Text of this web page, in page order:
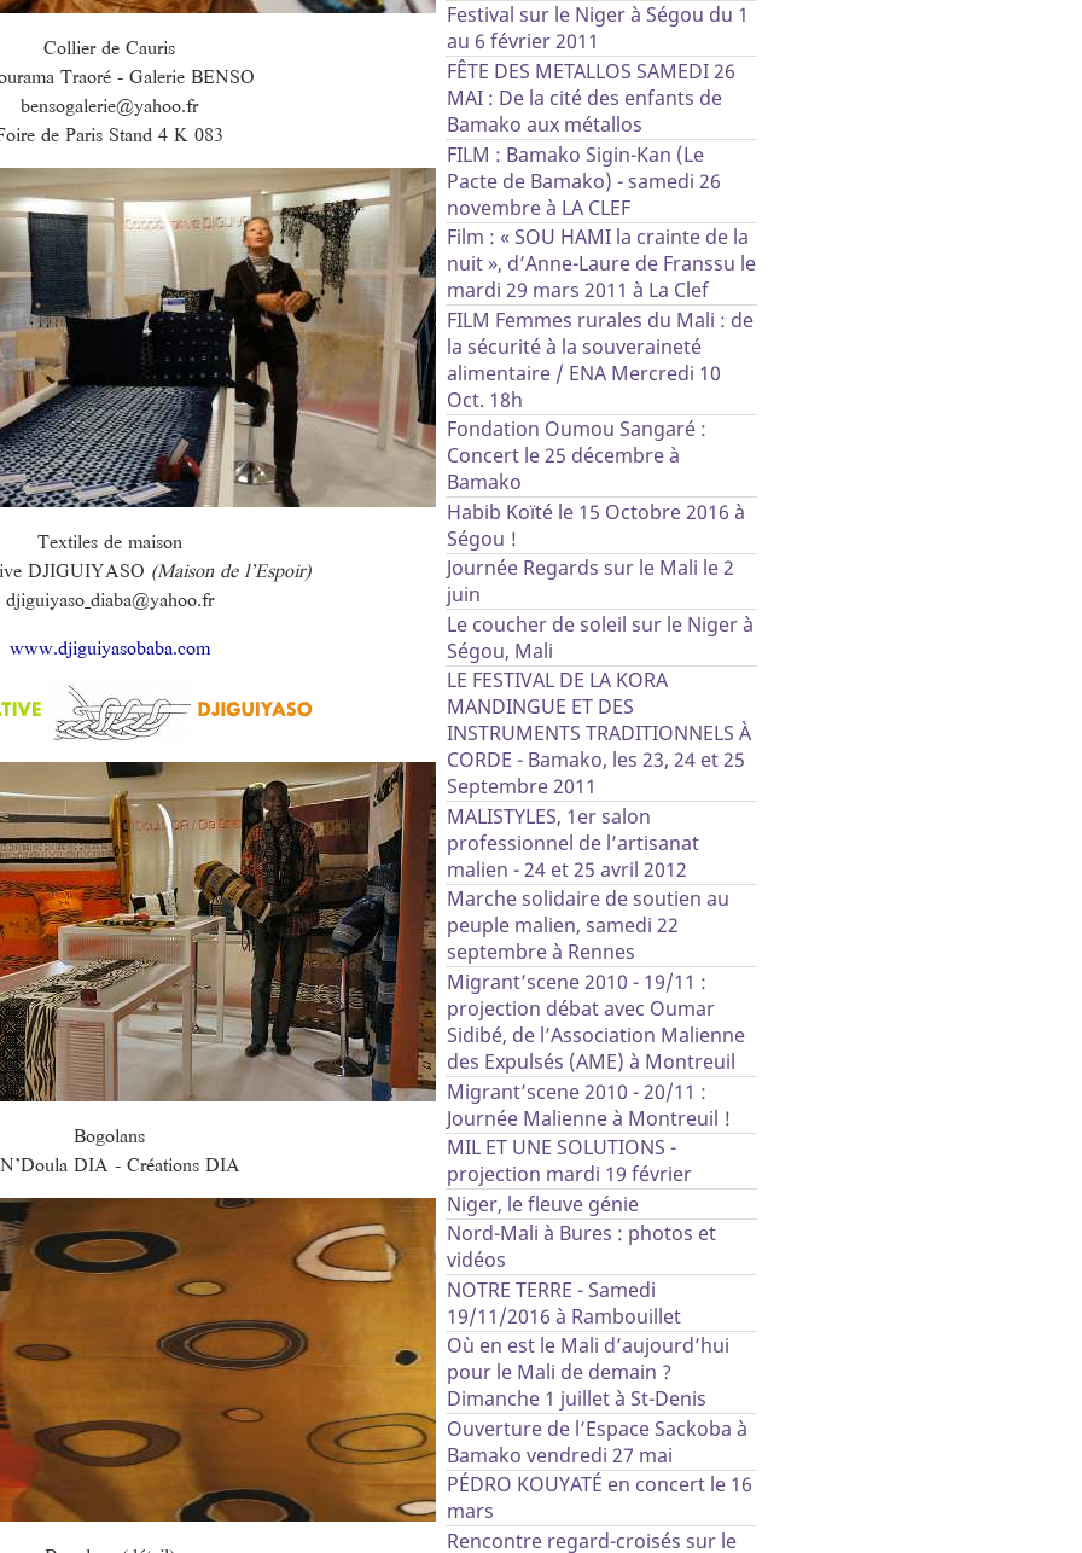
Collier de Cauris
Traoré - Galerie BENSO
bensogalerie@yahoo.fr
de Paris Stand 4 K 083
Textiles de maison
DJIGUIYASO (Maison de l’Espoir)
djiguiyaso_diaba@yahoo.fr
www.djiguiyasobaba.com
Bogolans
DIA - Créations DIA
Festival sur le Niger à Ségou du 1
au 6 février 2011
FÊTE DES METALLOS SAMEDI 26
MAI : De la cité des enfants de
Bamako aux métallos
FILM : Bamako Sigin-Kan (Le
Pacte de Bamako) - samedi 26
novembre à LA CLEF
Film : « SOU HAMI la crainte de la
nuit », d’Anne-Laure de Franssu le
mardi 29 mars 2011 à La Clef
FILM Femmes rurales du Mali : de
la sécurité à la souveraineté
alimentaire / ENA Mercredi 10
Oct. 18h
Fondation Oumou Sangaré :
Concert le 25 décembre à
Bamako
Habib Koïté le 15 Octobre 2016 à
Ségou !
Journée Regards sur le Mali le 2
juin
Le coucher de soleil sur le Niger à
Ségou, Mali
LE FESTIVAL DE LA KORA
MANDINGUE ET DES
INSTRUMENTS TRADITIONNELS À
CORDE - Bamako, les 23, 24 et 25
Septembre 2011
MALISTYLES, 1er salon
professionnel de l’artisanat
malien - 24 et 25 avril 2012
Marche solidaire de soutien au
peuple malien, samedi 22
septembre à Rennes
Migrant’scene 2010 - 19/11 :
projection débat avec Oumar
Sidibé, de l’Association Malienne
des Expulsés (AME) à Montreuil
Migrant’scene 2010 - 20/11 :
Journée Malienne à Montreuil !
MIL ET UNE SOLUTIONS -
projection mardi 19 février
Niger, le fleuve génie
Nord-Mali à Bures : photos et
vidéos
NOTRE TERRE - Samedi
19/11/2016 à Rambouillet
Où en est le Mali d’aujourd’hui
pour le Mali de demain ?
Dimanche 1 juillet à St-Denis
Ouverture de l’Espace Sackoba à
Bamako vendredi 27 mai
PÉDRO KOUYATÉ en concert le 16
mars
Rencontre regard-croisés sur le